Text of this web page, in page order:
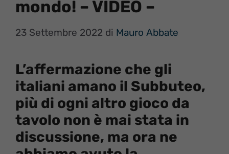
mondo! – VIDEO –
23 Settembre 2022 di Mauro Abbate
L’affermazione che gli
italiani amano il Subbuteo,
più di ogni altro gioco da
tavolo non è mai stata in
discussione, ma ora ne